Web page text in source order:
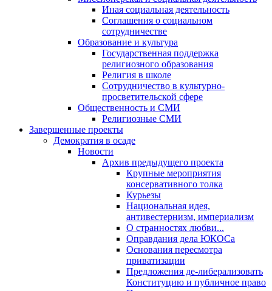
Иная социальная деятельность
Соглашения о социальном
сотрудничестве
Образование и культура
Государственная поддержка
религиозного образования
Религия в школе
Сотрудничество в культурно-
просветительской сфере
Общественность и СМИ
Религиозные СМИ
Завершенные проекты
Демократия в осаде
Новости
Архив предыдущего проекта
Крупные мероприятия
консервативного толка
Курьезы
Национальная идея,
антивестернизм, империализм
О странностях любви...
Оправдания дела ЮКОСа
Основания пересмотра
приватизации
Предложения де-либерализовать
Конституцию и публичное право